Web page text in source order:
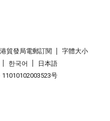
貿發局電郵訂閱
字體大小
한국어
日本語
号